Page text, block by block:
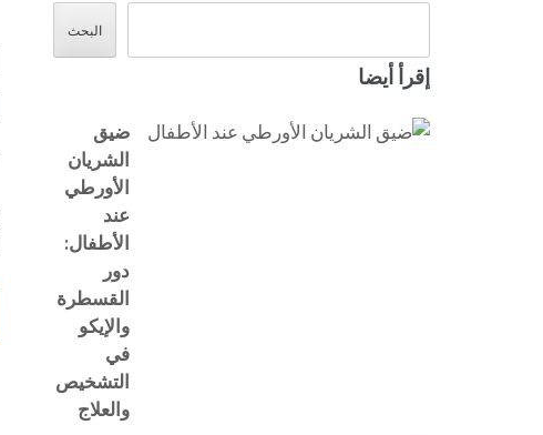
البحث
إقرأ أيضا
ضيق
الشريان
الأورطي
عند
الأطفال:
دور
القسطرة
والإيكو
في
التشخيص
والعلاج